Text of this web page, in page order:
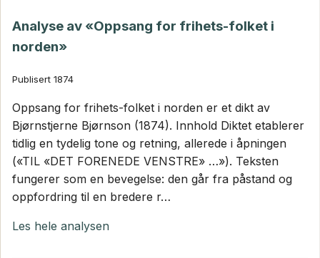
Analyse av «Oppsang for frihets-folket i
norden»
Publisert 1874
Oppsang for frihets-folket i norden er et dikt av
Bjørnstjerne Bjørnson (1874). Innhold Diktet etablerer
tidlig en tydelig tone og retning, allerede i åpningen
(«TIL «DET FORENEDE VENSTRE» …»). Teksten
fungerer som en bevegelse: den går fra påstand og
oppfordring til en bredere r…
Les hele analysen